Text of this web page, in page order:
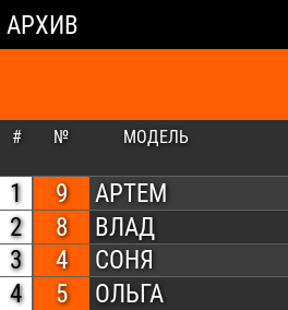
АРХИВ
# № МОДЕЛЬ
1 9 АРТЕМ
2
8 ВЛАД
3
4 СОНЯ
4
5 ОЛЬГА